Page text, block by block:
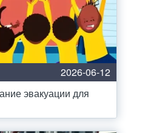
2026-06-12
эвакуации для